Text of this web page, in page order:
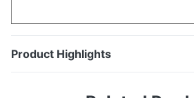
Product Highlights